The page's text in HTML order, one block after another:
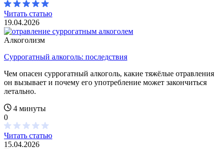
Читать статью
19.04.2026
Алкоголизм
Суррогатный алкоголь: последствия
Чем опасен суррогатный алкоголь, какие тяжёлые отравления
он вызывает и почему его употребление может закончиться
летально.
4 минуты
0
Читать статью
15.04.2026